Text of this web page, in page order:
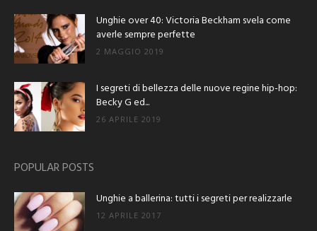
Unghie over 40: Victoria Beckham svela come
averle sempre perfette
2 MAGGIO 2019
I segreti di bellezza delle nuove regine hip-hop:
Becky G ed...
26 APRILE 2019
POPULAR POSTS
Unghie a ballerina: tutti i segreti per realizzarle
12 APRILE 2017